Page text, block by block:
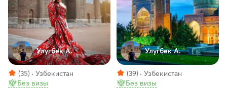
Улугбек А.
(35)
Узбекистан
Без визы
Улугбек А.
(39)
Узбекистан
Без визы